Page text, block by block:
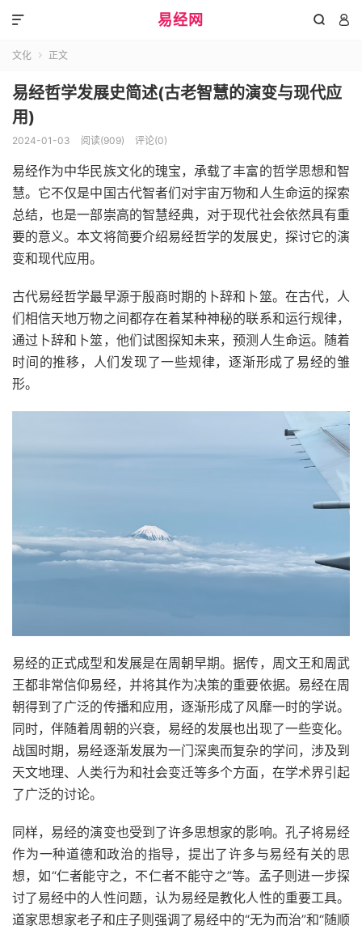
易经网  

文化  正文
易经哲学发展史简述(古老智慧的演变与现代应
用)
2024-01-03 阅读(909) 评论(0)
易经作为中华民族文化的瑰宝，承载了丰富的哲学思想和智
慧。它不仅是中国古代智者们对宇宙万物和人生命运的探索
总结，也是一部崇高的智慧经典，对于现代社会依然具有重
要的意义。本文将简要介绍易经哲学的发展史，探讨它的演
变和现代应用。
古代易经哲学最早源于殷商时期的卜辞和卜筮。在古代，人
们相信天地万物之间都存在着某种神秘的联系和运行规律，
通过卜辞和卜筮，他们试图探知未来，预测人生命运。随着
时间的推移，人们发现了一些规律，逐渐形成了易经的雏
形。
易经的正式成型和发展是在周朝早期。据传，周文王和周武
王都非常信仰易经，并将其作为决策的重要依据。易经在周
朝得到了广泛的传播和应用，逐渐形成了风靡一时的学说。
同时，伴随着周朝的兴衰，易经的发展也出现了一些变化。
战国时期，易经逐渐发展为一门深奥而复杂的学问，涉及到
天文地理、人类行为和社会变迁等多个方面，在学术界引起
了广泛的讨论。
同样，易经的演变也受到了许多思想家的影响。孔子将易经
作为一种道德和政治的指导，提出了许多与易经有关的思
想，如“仁者能守之，不仁者不能守之”等。孟子则进一步探
讨了易经中的人性问题，认为易经是教化人性的重要工具。
道家思想家老子和庄子则强调了易经中的“无为而治”和“随顺